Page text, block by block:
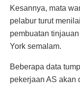
Kesannya, mata
pelabur turut
pembuatan
York semalam.
Beberapa data
pekerjaan AS akan